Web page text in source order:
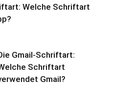
Welche Schriftart
Gmail-Schriftart:
Schriftart
Gmail?